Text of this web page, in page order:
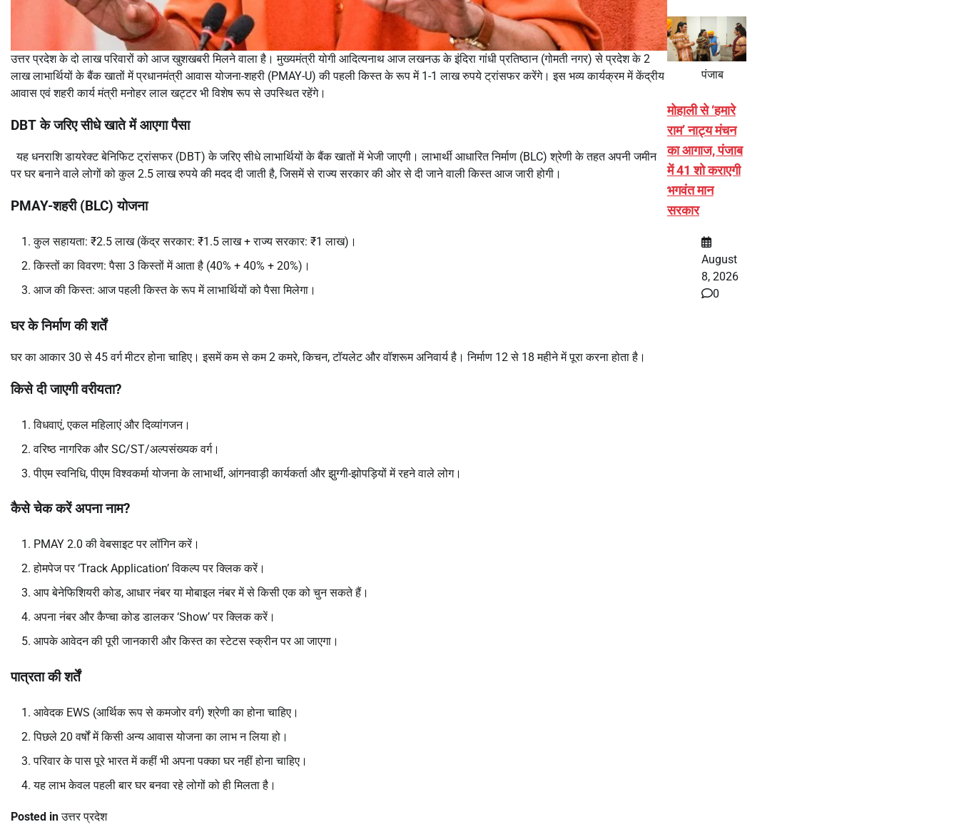
उत्तर प्रदेश के दो लाख परिवारों को आज खुशखबरी मिलने वाला है। मुख्यमंत्री योगी आदित्यनाथ आज लखनऊ के इंदिरा गांधी प्रतिष्ठान (गोमती नगर) से प्रदेश के 2
लाख लाभार्थियों के बैंक खातों में प्रधानमंत्री आवास योजना-शहरी (PMAY-U) की पहली किस्त के रूप में 1-1 लाख रुपये ट्रांसफर करेंगे। इस भव्य कार्यक्रम में केंद्रीय
आवास एवं शहरी कार्य मंत्री मनोहर लाल खट्टर भी विशेष रूप से उपस्थित रहेंगे।
DBT के जरिए सीधे खाते में आएगा पैसा
यह धनराशि डायरेक्ट बेनिफिट ट्रांसफर (DBT) के जरिए सीधे लाभार्थियों के बैंक खातों में भेजी जाएगी। लाभार्थी आधारित निर्माण (BLC) श्रेणी के तहत अपनी जमीन
पर घर बनाने वाले लोगों को कुल 2.5 लाख रुपये की मदद दी जाती है, जिसमें से राज्य सरकार की ओर से दी जाने वाली किस्त आज जारी होगी।
PMAY-शहरी (BLC) योजना
कुल सहायता: ₹2.5 लाख (केंद्र सरकार: ₹1.5 लाख + राज्य सरकार: ₹1 लाख)।
किस्तों का विवरण: पैसा 3 किस्तों में आता है (40% + 40% + 20%)।
आज की किस्त: आज पहली किस्त के रूप में लाभार्थियों को पैसा मिलेगा।
घर के निर्माण की शर्तें
घर का आकार 30 से 45 वर्ग मीटर होना चाहिए। इसमें कम से कम 2 कमरे, किचन, टॉयलेट और वॉशरूम अनिवार्य है। निर्माण 12 से 18 महीने में पूरा करना होता है।
किसे दी जाएगी वरीयता?
विधवाएं, एकल महिलाएं और दिव्यांगजन।
वरिष्ठ नागरिक और SC/ST/अल्पसंख्यक वर्ग।
पीएम स्वनिधि, पीएम विश्वकर्मा योजना के लाभार्थी, आंगनवाड़ी कार्यकर्ता और झुग्गी-झोपड़ियों में रहने वाले लोग।
कैसे चेक करें अपना नाम?
PMAY 2.0 की वेबसाइट पर लॉगिन करें।
होमपेज पर ‘Track Application’ विकल्प पर क्लिक करें।
आप बेनेफिशियरी कोड, आधार नंबर या मोबाइल नंबर में से किसी एक को चुन सकते हैं।
अपना नंबर और कैप्चा कोड डालकर ‘Show’ पर क्लिक करें।
आपके आवेदन की पूरी जानकारी और किस्त का स्टेटस स्क्रीन पर आ जाएगा।
पात्रता की शर्तें
आवेदक EWS (आर्थिक रूप से कमजोर वर्ग) श्रेणी का होना चाहिए।
पिछले 20 वर्षों में किसी अन्य आवास योजना का लाभ न लिया हो।
परिवार के पास पूरे भारत में कहीं भी अपना पक्का घर नहीं होना चाहिए।
यह लाभ केवल पहली बार घर बनवा रहे लोगों को ही मिलता है।
Posted inउत्तर प्रदेश
पंजाब
मोहाली से ‘हमारे
राम’ नाट्य मंचन
का आगाज, पंजाब
में 41 शो कराएगी
भगवंत मान
सरकार
August
8, 2026
0